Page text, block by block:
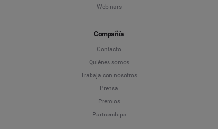
Webinars
Compañía
Contacto
Quiénes somos
Trabaja con nosotros
Prensa
Premios
Partnerships